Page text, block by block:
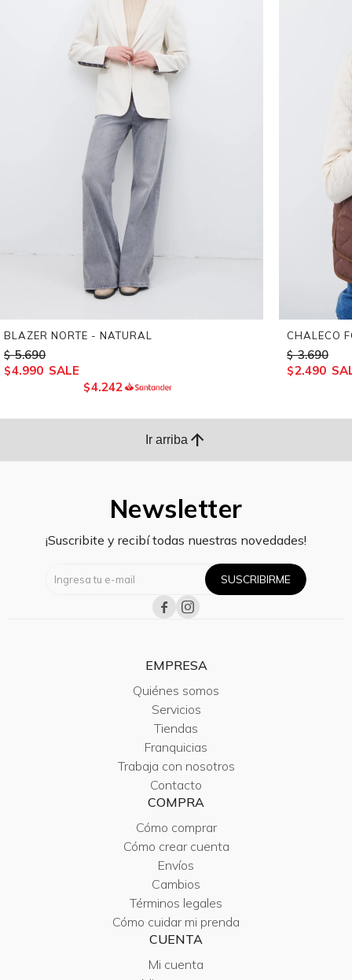
BLAZER NORTE - NATURAL
$ 5.690
$4.990
$4.242
CHALECO
$ 3.690
$2.490
Ir arriba arrow_upward
Newsletter
¡Suscribite y recibí todas nuestras novedades!
SUSCRIBIRME
 
EMPRESA
Quiénes somos
Servicios
Tiendas
Franquicias
Trabaja con nosotros
Contacto
COMPRA
Cómo comprar
Cómo crear cuenta
Envíos
Cambios
Términos legales
Cómo cuidar mi prenda
CUENTA
Mi cuenta